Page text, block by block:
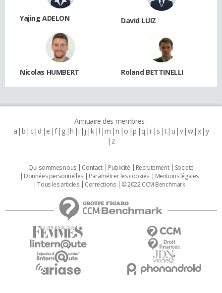
Yajing ADELON David LUIZ
Nicolas HUMBERT Roland BETTINELLI
Annuaire des membres :
a b c d e f g h i j k l m n o p q r s t u v w x y
z
Qui sommes nous Contact Publicité Recrutement
Societé
Données personnelles
Paramétrer les cookies
Mentions légales
Tous les articles
Corrections © 2022 CCM Benchmark